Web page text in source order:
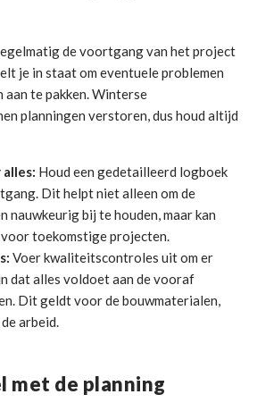
de voortgang van het project
je in staat om eventuele problemen
te pakken. Winterse
planningen verstoren, dus houd altijd
Houd een gedetailleerd logboek
Dit helpt niet alleen om de
nauwkeurig bij te houden, maar kan
toekomstige projecten.
Voer kwaliteitscontroles uit om er
dat alles voldoet aan de vooraf
Dit geldt voor de bouwmaterialen,
arbeid.
met de planning